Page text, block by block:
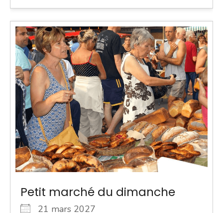
Petit marché du dimanche
21 mars 2027